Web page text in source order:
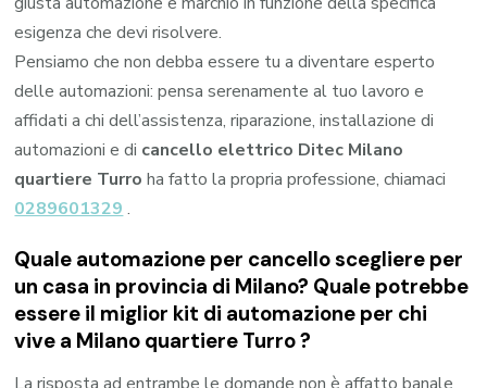
esigenza che devi risolvere.
Pensiamo che non debba essere tu a diventare esperto
delle automazioni: pensa serenamente al tuo lavoro e
affidati a chi dell’assistenza, riparazione, installazione di
automazioni e di cancello elettrico Ditec Milano
quartiere Turro ha fatto la propria professione, chiamaci
0289601329 .
Quale automazione per cancello scegliere per
un casa in provincia di Milano? Quale potrebbe
essere il miglior kit di automazione per chi
vive a Milano quartiere Turro?